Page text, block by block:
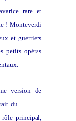
rare et
! Monteverdi
et guerriers
petits opéras
version de
du
principal,